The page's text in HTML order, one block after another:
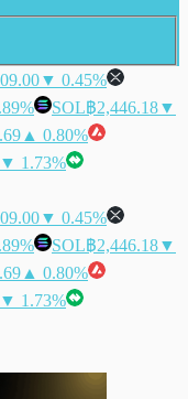
▼ 0.45%
SOL฿2,446.18▼
▲ 0.80%
▼ 1.73%
▼ 0.45%
SOL฿2,446.18▼
▲ 0.80%
▼ 1.73%